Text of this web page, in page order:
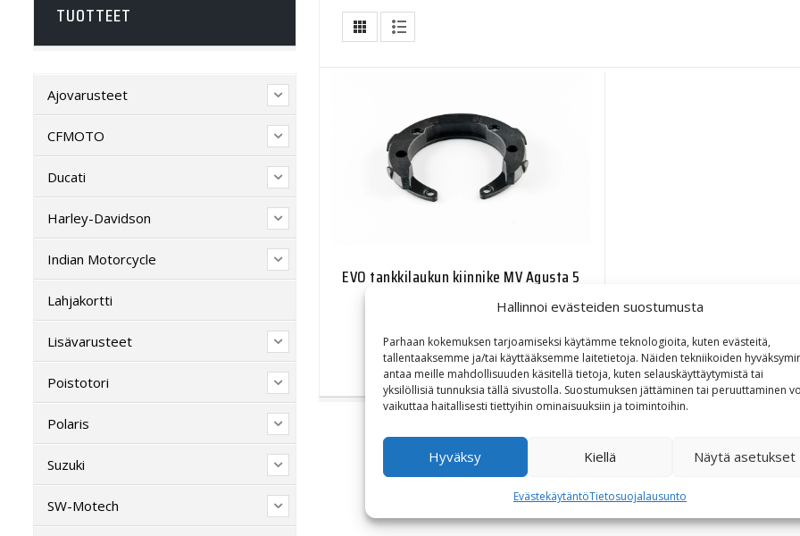
Hallinnoi evästeiden suostumusta
Parhaan kokemuksen tarjoamiseksi käytämme teknologioita, kuten evästeitä,
tallentaaksemme ja/tai käyttääksemme laitetietoja. Näiden tekniikoiden
antaa meille mahdollisuuden käsitellä tietoja, kuten selauskäyttäytymistä tai
yksilöllisiä tunnuksia tällä sivustolla. Suostumuksen jättäminen tai peruuttaminen
vaikuttaa haitallisesti tiettyihin ominaisuuksiin ja toimintoihin.
Hyväksy Kiellä Näytä asetukset
EvästekäytäntöTietosuojalausunto
EVO tankkilaukun kiinnike MV Agusta 5
31,40€
TUOTTEET
Ajovarusteet
CFMOTO
Ducati
Harley-Davidson
Indian Motorcycle
Lahjakortti
Lisävarusteet
Poistotori
Polaris
Suzuki
SW-Motech